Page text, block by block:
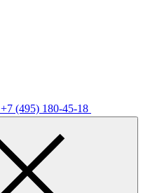
+7 (495) 180-45-18